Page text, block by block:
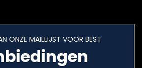
ONZE MAILLIJST VOOR BEST